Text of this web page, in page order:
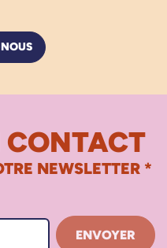
anti-chute en
CONTACT
NEWSLETTER *